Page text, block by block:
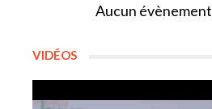
Aucun évènement
VIDÉOS